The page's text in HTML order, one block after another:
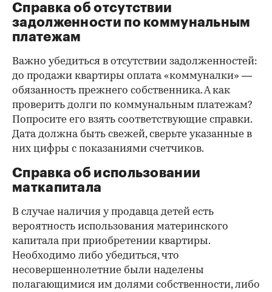
Справка об отсутствии
задолженности по коммунальным
платежам
Важно убедиться в отсутствии задолженностей:
до продажи квартиры оплата «коммуналки» —
обязанность прежнего собственника. А как
проверить долги по коммунальным платежам?
Попросите его взять соответствующие справки.
Дата должна быть свежей, сверьте указанные в
них цифры с показаниями счетчиков.
Справка об использовании
маткапитала
В случае наличия у продавца детей есть
вероятность использования материнского
капитала при приобретении квартиры.
Необходимо либо убедиться, что
несовершеннолетние были наделены
полагающимися им долями собственности, либо